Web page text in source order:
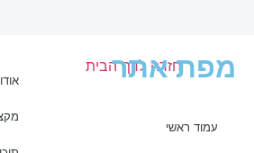
מפת אתר
עמוד ראשי